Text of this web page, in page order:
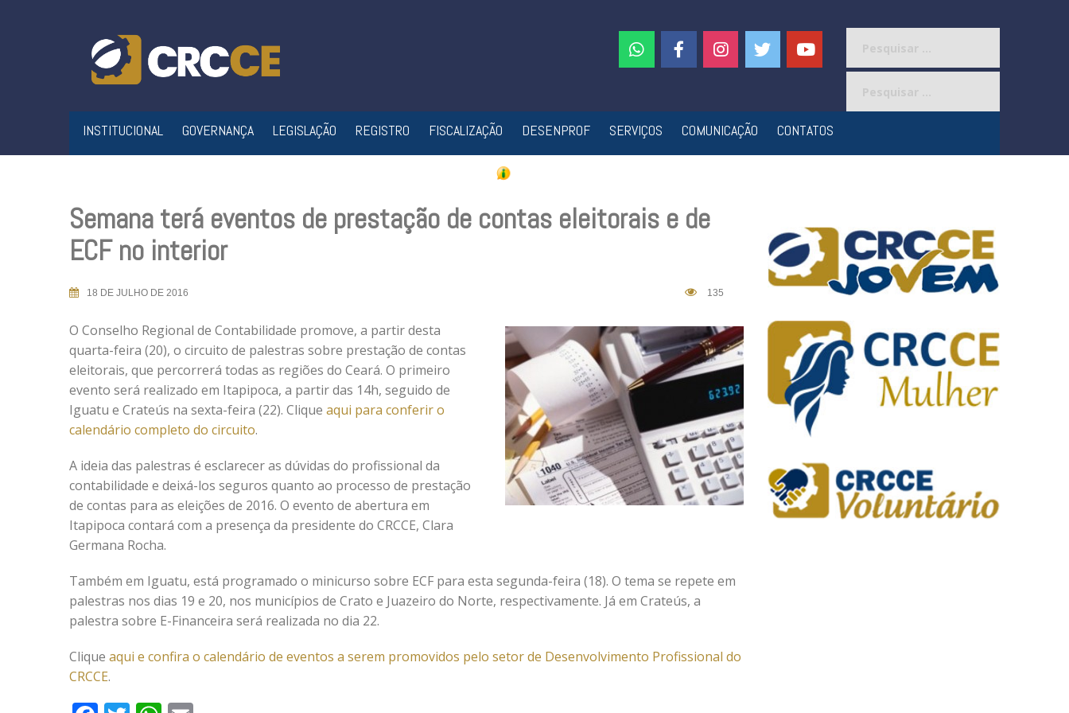
INSTITUCIONAL GOVERNANÇA LEGISLAÇÃO REGISTRO FISCALIZAÇÃO DESENPROF SERVIÇOS COMUNICAÇÃO CONTATOS
Semana terá eventos de prestação de contas eleitorais e de
ECF no interior
18 DE JULHO DE 2016 135
O Conselho Regional de Contabilidade promove, a partir desta
quarta-feira (20), o circuito de palestras sobre prestação de contas
eleitorais, que percorrerá todas as regiões do Ceará. O primeiro
evento será realizado em Itapipoca, a partir das 14h, seguido de
Iguatu e Crateús na sexta-feira (22). Clique aqui para conferir o
calendário completo do circuito.
A ideia das palestras é esclarecer as dúvidas do profissional da
contabilidade e deixá-los seguros quanto ao processo de prestação
de contas para as eleições de 2016. O evento de abertura em
Itapipoca contará com a presença da presidente do CRCCE, Clara
Germana Rocha.
Também em Iguatu, está programado o minicurso sobre ECF para esta segunda-feira (18). O tema se repete em
palestras nos dias 19 e 20, nos municípios de Crato e Juazeiro do Norte, respectivamente. Já em Crateús, a
palestra sobre E-Financeira será realizada no dia 22.
Clique aqui e confira o calendário de eventos a serem promovidos pelo setor de Desenvolvimento Profissional do
CRCCE.